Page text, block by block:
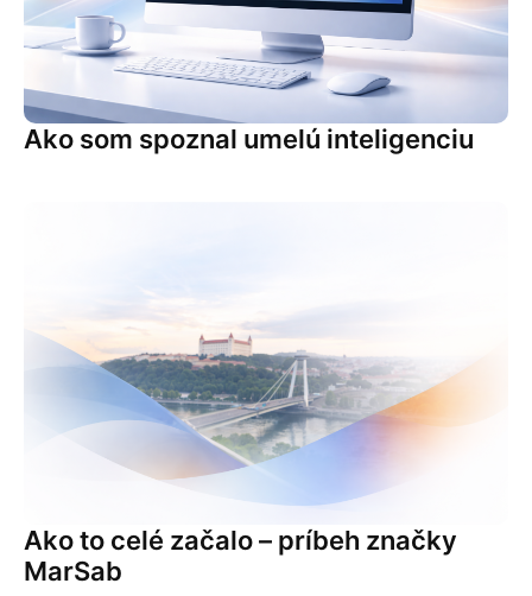
Ako som spoznal umelú inteligenciu
Ako to celé začalo – príbeh značky
MarSab